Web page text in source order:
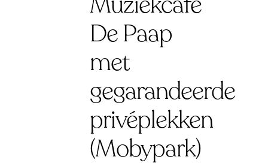
De Paap
met
gegarandeerde
privéplekken
(Mobypark)